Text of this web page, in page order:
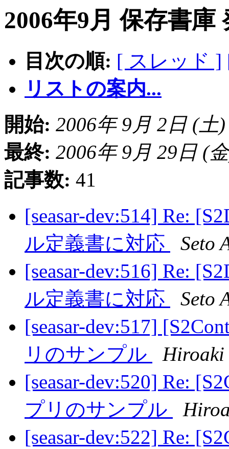
2006年9月 保存書庫
目次の順: [ スレッド ]
リストの案内...
開始: 2006年 9月 2日 (土
最終: 2006年 9月 29日 (
記事数: 41
[seasar-dev:514] Re:
ル定義書に対応
Seto
[seasar-dev:516] Re:
ル定義書に対応
Seto
[seasar-dev:517]
リのサンプル
[seasar-dev:520] Re:
プリのサンプル
[seasar-dev:522] Re: